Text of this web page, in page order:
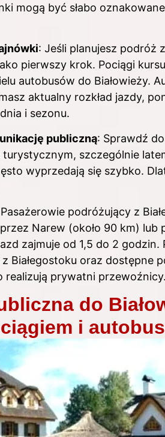
mogą być słabo
: Jeśli planujesz podróż
pierwszy krok. Pociągi
autobusów do Białowieży.
aktualny rozkład jazdy,
i sezonu.
publiczną: Sprawdź
turystycznym, szczególnie
wyprzedają się szybko.
podróżujący z
Narew (około 90 km) lub
zajmuje od 1,5 do 2
Białegostoku oraz dostępne
realizują prywatni przewoźnicy.
do
i